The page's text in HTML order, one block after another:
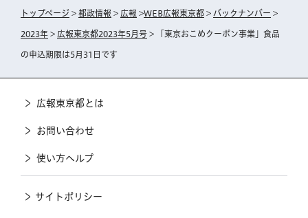
トップページ > 都政情報 > 広報 >WEB広報東京都 > バックナンバー >
2023年 > 広報東京都2023年5月号 > 「東京おこめクーポン事業」食品
の申込期限は5月31日です
広報東京都とは
お問い合わせ
使い方ヘルプ
サイトポリシー